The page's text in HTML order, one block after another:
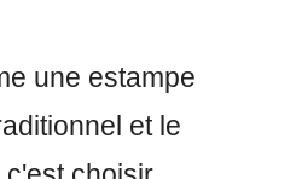
une estampe
et le